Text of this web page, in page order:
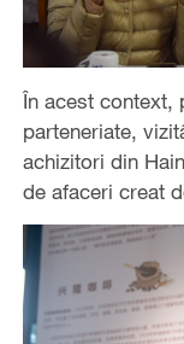
În acest context,
parteneriate,
achizitori din
de afaceri creat